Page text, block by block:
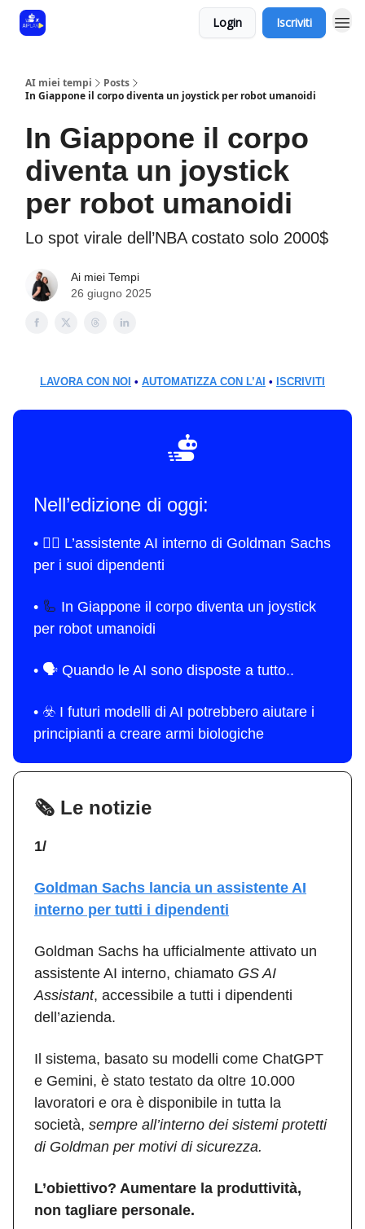
Login Iscriviti
AI miei tempi
Posts
In Giappone il corpo diventa un joystick per robot umanoidi
In Giappone il corpo
diventa un joystick
per robot umanoidi
Lo spot virale dell’NBA costato solo 2000$
Ai miei Tempi
26 giugno 2025
LAVORA CON NOI • AUTOMATIZZA CON L’AI • ISCRIVITI
Nell’edizione di oggi:
• 🙋‍♂️ L’assistente AI interno di Goldman Sachs
per i suoi dipendenti
• 🦾 In Giappone il corpo diventa un joystick
per robot umanoidi
• 🗣️ Quando le AI sono disposte a tutto..
• ☣️ I futuri modelli di AI potrebbero aiutare i
principianti a creare armi biologiche
🗞️ Le notizie
1/
Goldman Sachs lancia un assistente AI
interno per tutti i dipendenti
Goldman Sachs ha ufficialmente attivato un
assistente AI interno, chiamato GS AI
Assistant, accessibile a tutti i dipendenti
dell’azienda.
Il sistema, basato su modelli come ChatGPT
e Gemini, è stato testato da oltre 10.000
lavoratori e ora è disponibile in tutta la
società, sempre all’interno dei sistemi protetti
di Goldman per motivi di sicurezza.
L’obiettivo? Aumentare la produttività,
non tagliare personale.